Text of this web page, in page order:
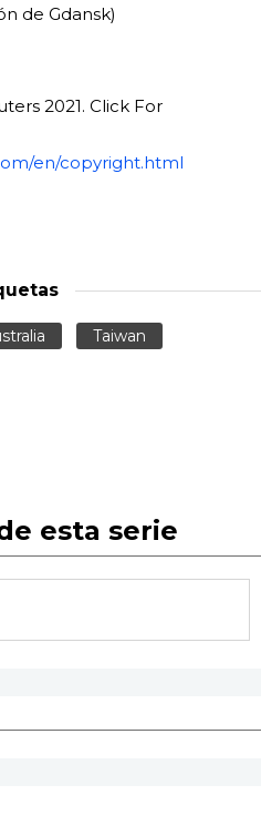
de Gdansk)
2021. Click For
en/copyright.html
Taiwan
esta serie